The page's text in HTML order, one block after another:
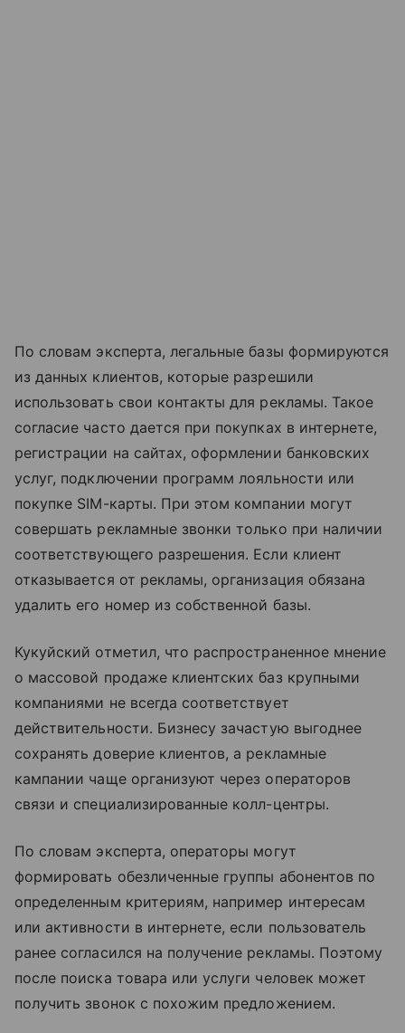
По словам эксперта, легальные базы формируются
из данных клиентов, которые разрешили
использовать свои контакты для рекламы. Такое
согласие часто дается при покупках в интернете,
регистрации на сайтах, оформлении банковских
услуг, подключении программ лояльности или
покупке SIM-карты. При этом компании могут
совершать рекламные звонки только при наличии
соответствующего разрешения. Если клиент
отказывается от рекламы, организация обязана
удалить его номер из собственной базы.
Кукуйский отметил, что распространенное мнение
о массовой продаже клиентских баз крупными
компаниями не всегда соответствует
действительности. Бизнесу зачастую выгоднее
сохранять доверие клиентов, а рекламные
кампании чаще организуют через операторов
связи и специализированные колл-центры.
По словам эксперта, операторы могут
формировать обезличенные группы абонентов по
определенным критериям, например интересам
или активности в интернете, если пользователь
ранее согласился на получение рекламы. Поэтому
после поиска товара или услуги человек может
получить звонок с похожим предложением.